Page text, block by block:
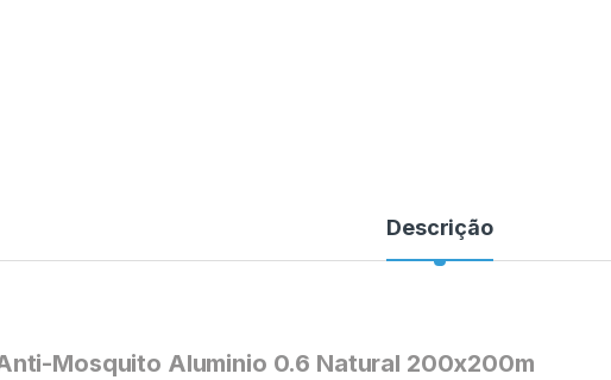
Descrição
Mosquito Aluminio 0.6 Natural 200x200m